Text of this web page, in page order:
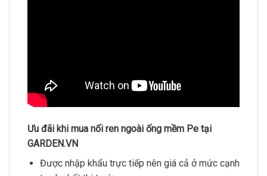
Ưu đãi khi mua nối ren ngoài ống mềm Pe tại
GARDEN.VN
Được nhập khẩu trực tiếp nên giá cả ở mức cạnh